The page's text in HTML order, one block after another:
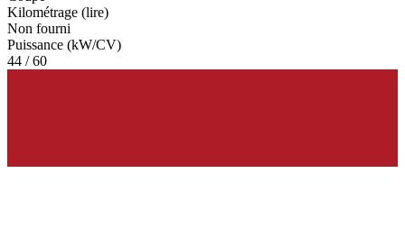
Kilométrage (lire)
Non fourni
Puissance (kW/CV)
44 / 60